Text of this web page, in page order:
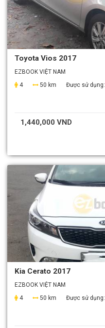
Toyota Vios 2017
EZBOOK VIỆT NAM
4
50 km Được sử dụng:
1,440,000 VND
Kia Cerato 2017
EZBOOK VIỆT NAM
4
50 km Được sử dụng: